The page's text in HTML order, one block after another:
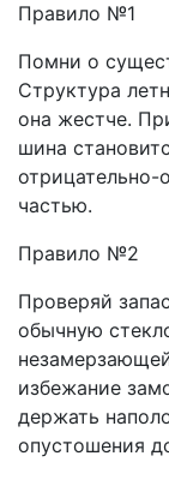
Правило №1
Помни о
Структура
она жестче.
шина
отрицательно-
частью.
Правило №2
Проверяй
обычную
избежание
держать
опустошения